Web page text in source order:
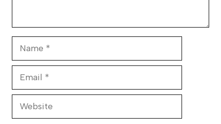
Website